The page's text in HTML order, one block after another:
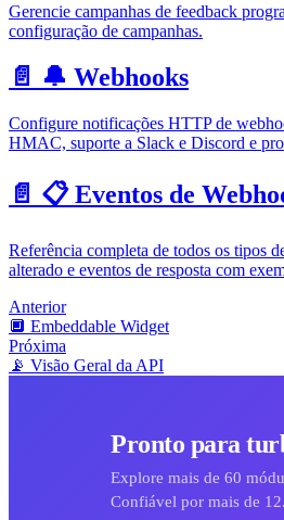
Gerencie campanhas de feedback
configuração de campanhas.
📄️ 🔔 Webhooks
Configure notificações HTTP de
HMAC, suporte a Slack e Discord e
📄️ 📋 Eventos de
Referência completa de todos os tipos
alterado e eventos de resposta com
Anterior
🔲 Embeddable Widget
Próxima
📡 Visão Geral da API
Pronto para
Explore mais de 60
Confiável por mais de